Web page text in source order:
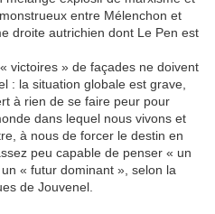
entre Mélenchon et
droite autrichien dont Le Pen est
victoires » de façades ne doivent
: la situation globale est grave,
à rien de se faire peur pour
dans lequel nous vivons et
à nous de forcer le destin en
peu capable de penser « un
« futur dominant », selon la
de Jouvenel.